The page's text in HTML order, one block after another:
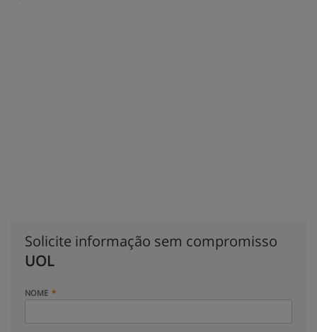
Solicite informação sem compromisso
UOL
NOME